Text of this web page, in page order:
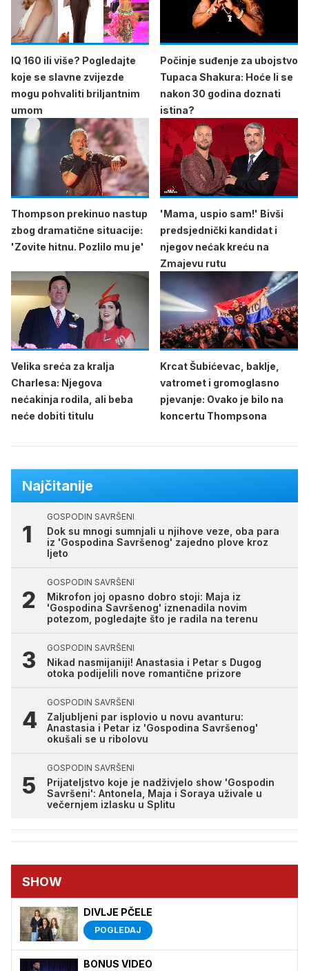
IQ 160 ili više? Pogledajte
koje se slavne zvijezde
mogu pohvaliti briljantnim
umom
Počinje suđenje za ubojstvo
Tupaca Shakura: Hoće li se
nakon 30 godina doznati
istina?
Thompson prekinuo nastup
zbog dramatične situacije:
'Zovite hitnu. Pozlilo mu je'
'Mama, uspio sam!' Bivši
predsjednički kandidat i
njegov nećak kreću na
Zmajevu rutu
Velika sreća za kralja
Charlesa: Njegova
nećakinja rodila, ali beba
neće dobiti titulu
Krcat Šubićevac, baklje,
vatromet i gromoglasno
pjevanje: Ovako je bilo na
koncertu Thompsona
Najčitanije
GOSPODIN SAVRŠENI
Dok su mnogi sumnjali u njihove veze, oba para
iz 'Gospodina Savršenog' zajedno plove kroz
ljeto
GOSPODIN SAVRŠENI
Mikrofon joj opasno dobro stoji: Maja iz
'Gospodina Savršenog' iznenadila novim
potezom, pogledajte što je radila na terenu
GOSPODIN SAVRŠENI
Nikad nasmijaniji! Anastasia i Petar s Dugog
otoka podijelili nove romantične prizore
GOSPODIN SAVRŠENI
Zaljubljeni par isplovio u novu avanturu:
Anastasia i Petar iz 'Gospodina Savršenog'
okušali se u ribolovu
GOSPODIN SAVRŠENI
Prijateljstvo koje je nadživjelo show 'Gospodin
Savršeni': Antonela, Maja i Soraya uživale u
večernjem izlasku u Splitu
SHOW
DIVLJE PČELE
POGLEDAJ
BONUS VIDEO